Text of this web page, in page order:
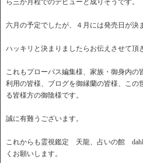
ら三か月程でのデビューと成りそうです。
六月の予定でしたが、４月には発売日が決
ハッキリと決まりましたらお伝えさせて頂
これもプローパス編集様、家族・御身内の
利用の皆様、ブログを御縁蘭の皆様、この
る皆様方の御陰様です。
誠に有難うございます。
これからも霊視鑑定 天龍、占いの館
くお願いします。